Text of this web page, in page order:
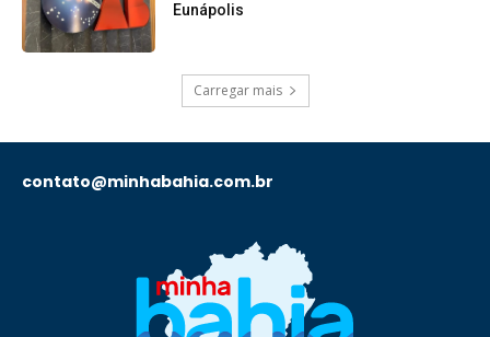
Eunápolis
Carregar mais
contato@minhabahia.com.br